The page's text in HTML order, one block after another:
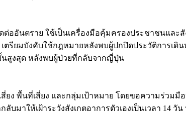
ออันตราย ใช้เป็นเครื่องมือคุ้มครองประชาชนแล
ยมบังคับใช้กฎหมายหลังพบผู้ปกปิดประวัติการเดิน
ขั้นสูงสุด หลังพบผู้ป่วยที่กลับจากญี่ปุ่น
ยง พื้นที่เสี่ยง และกลุ่มเป้าหมาย โดยขอความร่วม
าให้เฝ้าระวังสังเกตอาการตัวเองเป็นเวลา 14